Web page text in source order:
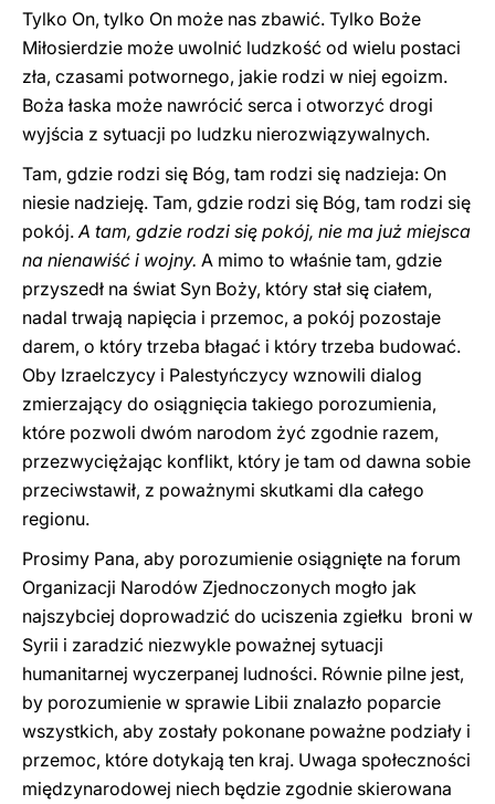
Tylko On, tylko On może nas zbawić. Tylko Boże
Miłosierdzie może uwolnić ludzkość od wielu postaci
zła, czasami potwornego, jakie rodzi w niej egoizm.
Boża łaska może nawrócić serca i otworzyć drogi
wyjścia z sytuacji po ludzku nierozwiązywalnych.
Tam, gdzie rodzi się Bóg, tam rodzi się nadzieja: On
niesie nadzieję. Tam, gdzie rodzi się Bóg, tam rodzi się
pokój.A tam, gdzie rodzi się pokój, nie ma już miejsca
na nienawiść i wojny. A mimo to właśnie tam, gdzie
przyszedł na świat Syn Boży, który stał się ciałem,
nadal trwają napięcia i przemoc, a pokój pozostaje
darem, o który trzeba błagać i który trzeba budować.
Oby Izraelczycy i Palestyńczycy wznowili dialog
zmierzający do osiągnięcia takiego porozumienia,
które pozwoli dwóm narodom żyć zgodnie razem,
przezwyciężając konflikt, który je tam od dawna sobie
przeciwstawił, z poważnymi skutkami dla całego
regionu.
Prosimy Pana, aby porozumienie osiągnięte na forum
Organizacji Narodów Zjednoczonych mogło jak
najszybciej doprowadzić do uciszenia zgiełku broni w
Syrii i zaradzić niezwykle poważnej sytuacji
humanitarnej wyczerpanej ludności. Równie pilne jest,
by porozumienie w sprawie Libii znalazło poparcie
wszystkich, aby zostały pokonane poważne podziały i
przemoc, które dotykają ten kraj. ​​Uwaga społeczności
międzynarodowej niech będzie zgodnie skierowana